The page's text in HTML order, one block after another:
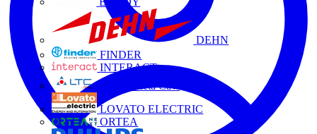
DEHN
FINDER
INTERACT
La Triveneta Cavi
LOVATO ELECTRIC
ORTEA